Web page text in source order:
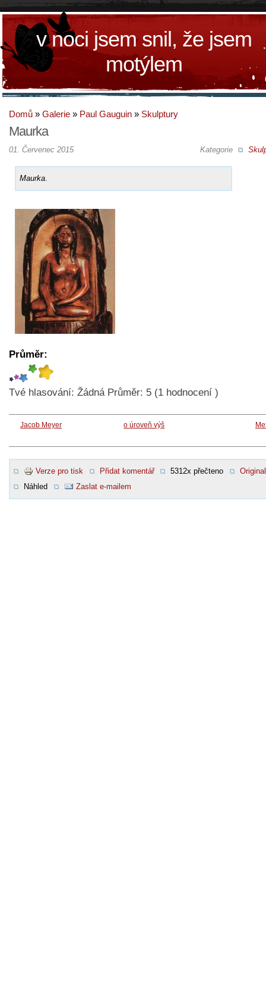
v noci jsem snil, že jsem
motýlem
Domů » Galerie » Paul Gauguin » Skulptury
Maurka
Kategorie
01. Červenec 2015
Maurka
Průměr:
Tvé hlasování: Žádná Průměr: 5 (1 hodnocení )
Jacob Meyer o úroveň výš
Verze pro tisk Přidat komentář 5312x přečteno
Original
Náhled
Zaslat e-mailem